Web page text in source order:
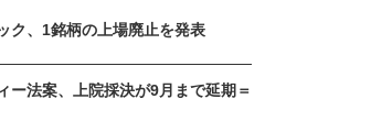
ク、1銘柄の上場廃止を発表
ー法案、上院採決が9月まで延期＝